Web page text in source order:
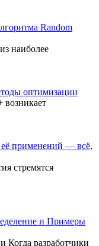
Random
наиболее
оптимизации
возникает
её применений — всё,
стремятся
и Примеры
Когда разработчики